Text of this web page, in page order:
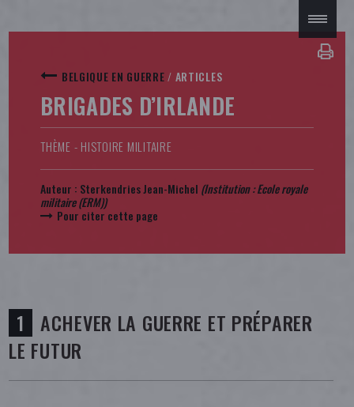
BELGIQUE EN GUERRE / ARTICLES
BRIGADES D’IRLANDE
THÈME - HISTOIRE MILITAIRE
Auteur : Sterkendries Jean-Michel (Institution : Ecole royale
militaire (ERM))
Pour citer cette page
ACHEVER LA GUERRE ET PRÉPARER
LE FUTUR